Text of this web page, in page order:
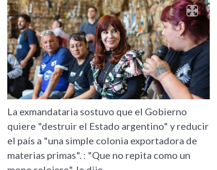
La exmandataria sostuvo que el Gobierno
quiere "destruir el Estado argentino" y reducir
el país a "una simple colonia exportadora de
materias primas". : "Que no repita como un